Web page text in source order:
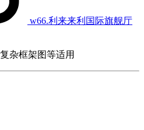
w66.利来来利国际旗舰厅
杂框架图等适用